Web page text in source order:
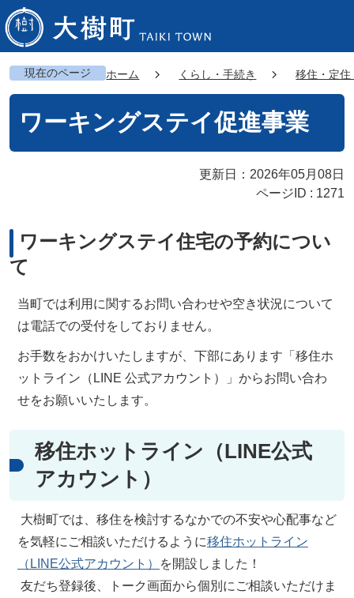
現在のページ ホーム くらし・手続き 移住・定住
ワーキングステイ促進事業
更新日：2026年05月08日
ページID : 1271
ワーキングステイ住宅の予約につい
て
当町では利用に関するお問い合わせや空き状況について
は電話での受付をしておりません。
お手数をおかけいたしますが、下部にあります「移住ホ
ットライン（LINE 公式アカウント）」からお問い合わ
せをお願いいたします。
移住ホットライン（LINE公式
アカウント）
大樹町では、移住を検討するなかでの不安や心配事など
を気軽にご相談いただけるように移住ホットライン
（LINE公式アカウント）
を開設しました！
友だち登録後、トーク画面から個別にご相談いただけま